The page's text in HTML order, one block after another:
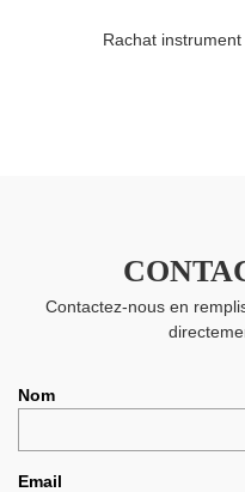
Rachat
Contactez-nous en
Nom
Email